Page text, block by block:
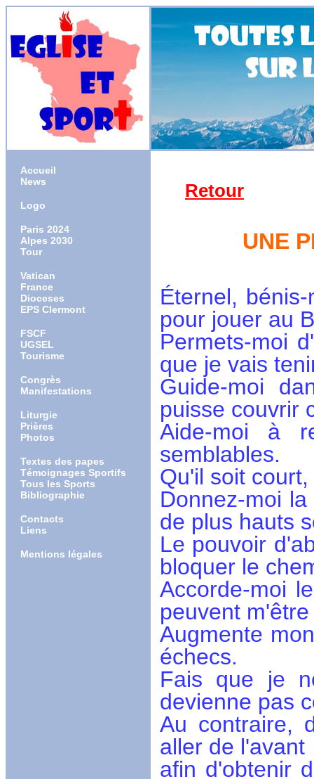
Accueil
News
Logo
Paris 2024
Alpes 2030
Tour
Vatican
France
Dioceses
EPS Clermont
FSCF
UGSEL
Tourisme
Congrès
Manifestations
Liturgie
Prières
Photos
Textes des papes
Témoignages Sportifs
Tous les Sports
Bibliographie
Contacts
Liens
Mentions légales
Retour
UNE
Éternel,
pour jouer au
Permets-moi
que je vais
Guide-moi
puisse couvrir
Aide-moi à
semblables.
Qu'il soit
Donnez-moi
de plus hauts
Le pouvoir
bloquer le
Accorde-moi
peuvent
Augmente
échecs.
Fais que je
devienne pas
Au contraire,
aller de l'avant
afin d'obtenir